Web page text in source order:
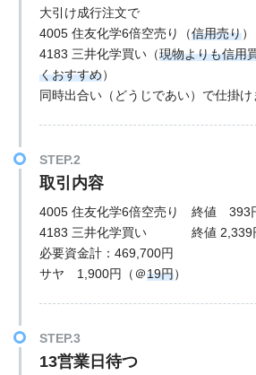
大引け成行注文で
4005 住友化学6倍空売り（信用売り）
4183 三井化学買い（現物よりも信用
くおすすめ）
同時出合い（どうじであい）で仕掛け
STEP.2
取引内容
4005 住友化学6倍空売り 終値 393
4183 三井化学買い 終値 2,339円
必要資金計：469,700円
サヤ 1,900円（＠19円）
STEP.3
13営業日待つ